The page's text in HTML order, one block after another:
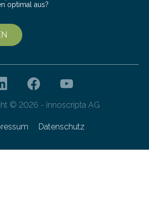
optimal aus?
© 2026 - innoscripta AG
Datenschutz